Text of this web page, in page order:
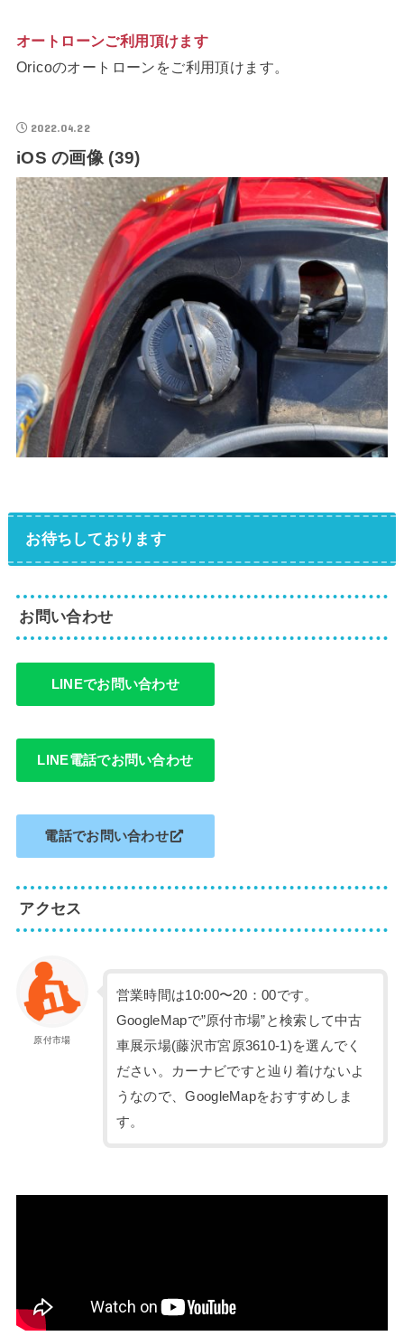
オートローンご利用頂けます
Oricoのオートローンをご利用頂けます。
2022.04.22
iOS の画像 (39)
お待ちしております
お問い合わせ
LINEでお問い合わせ
LINE電話でお問い合わせ
電話でお問い合わせ
アクセス
原付市場
営業時間は10:00〜20：00です。
GoogleMapで”原付市場”と検索して中古
車展示場(藤沢市宮原3610-1)を選んでく
ださい。カーナビですと辿り着けないよ
うなので、GoogleMapをおすすめしま
す。